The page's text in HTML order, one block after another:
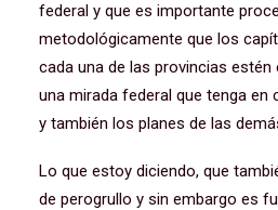
federal y que es importante
metodológicamente que los
cada una de las provincias
una mirada federal que tenga en
y también los planes de las
Lo que estoy diciendo, que
de perogrullo y sin embargo es